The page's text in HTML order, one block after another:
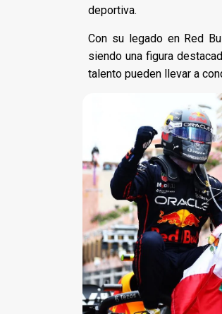
deportiva.
Con su legado en Red
siendo una figura
talento pueden llevar a